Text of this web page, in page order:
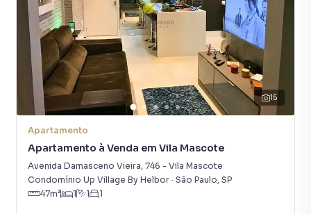
muito o número de contatos interessados e tendo como
consequência uma maior chance de vender ou alugar seu
imóvel mais rápido. Contamos também com um time de
programadores, corretores treinados e uma central de
atendimento preparada para atender proprietários e
inquilinos.
15
Apartamento
Apartamento à Venda em Vila Mascote
Avenida Damasceno Vieira, 746 - Vila Mascote
Condomínio Up Village By Helbor · São Paulo, SP
47m² 1 1 1